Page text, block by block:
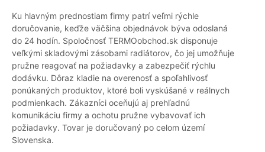
Ku hlavným prednostiam firmy patrí veľmi rýchle
doručovanie, keďže väčšina objednávok býva odoslaná
do 24 hodín. Spoločnosť TERMOobchod.sk disponuje
veľkými skladovými zásobami radiátorov, čo jej umožňuje
pružne reagovať na požiadavky a zabezpečiť rýchlu
dodávku. Dôraz kladie na overenosť a spoľahlivosť
ponúkaných produktov, ktoré boli vyskúšané v reálnych
podmienkach. Zákazníci oceňujú aj prehľadnú
komunikáciu firmy a ochotu pružne vybavovať ich
požiadavky. Tovar je doručovaný po celom území
Slovenska.